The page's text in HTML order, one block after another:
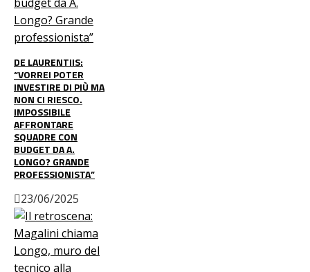
DE LAURENTIIS:
“VORREI POTER
INVESTIRE DI PIÙ MA
NON CI RIESCO.
IMPOSSIBILE
AFFRONTARE
SQUADRE CON
BUDGET DA A.
LONGO? GRANDE
PROFESSIONISTA”
23/06/2025